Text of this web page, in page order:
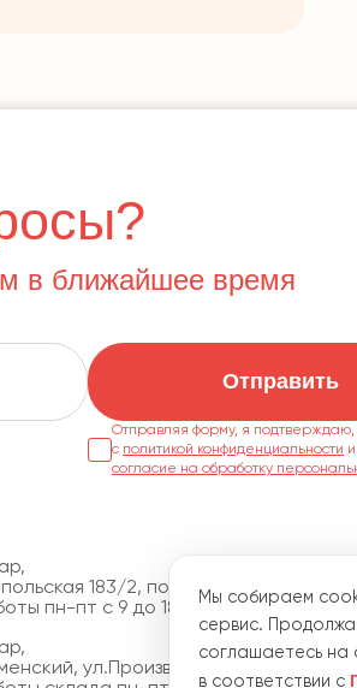
в ближайшее время
Отправить
Отправляя форму, я подтверждаю,
с политикой конфиденциальности
согласие на обработку
183/2, пом. 1101
пн-пт с 9 до 18
ул.Производственная, 15
Мы собираем
сервис.
соглашаетесь на
в соответствии с